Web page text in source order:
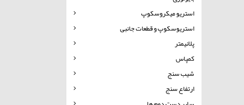
استریو میکروسکوپ
استریوسکوپ و قطعات جانبی
پلانیمتر
کمپاس
شیب سنج
ارتفاع سنج